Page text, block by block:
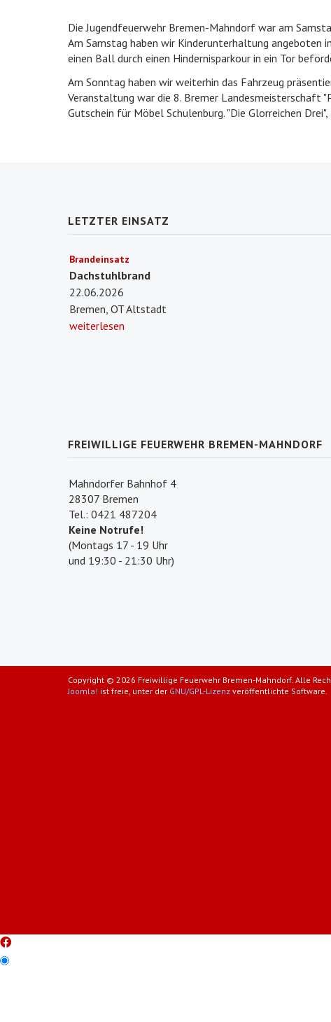
Die Jugendfeuerwehr Bremen-Mahndorf war am
Am Samstag haben wir Kinderunterhaltung angeboten
einen Ball durch einen Hindernisparkour in ein Tor
Am Sonntag haben wir weiterhin das Fahrzeug
Veranstaltung war die 8. Bremer Landesmeisterschaft
Gutschein für Möbel Schulenburg. "Die Glorreichen
LETZTER EINSATZ
Brandeinsatz
Dachstuhlbrand
22.06.2026
Bremen, OT Altstadt
weiterlesen
FREIWILLIGE FEUERWEHR BREMEN-MAHNDORF
Mahndorfer Bahnhof 4
28307 Bremen
Tel.: 0421 487204
Keine Notrufe!
(Montags 17 - 19 Uhr
und 19:30 - 21:30 Uhr)
Copyright © 2026 Freiwillige Feuerwehr Bremen-Mahndorf. Alle
Joomla! ist freie, unter der GNU/GPL-Lizenz veröffentlichte Software.